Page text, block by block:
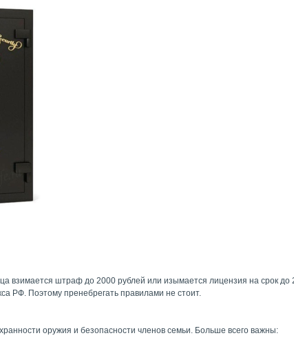
взимается штраф до 2000 рублей или изымается лицензия на срок
РФ. Поэтому пренебрегать правилами не стоит.
оружия и безопасности членов семьи. Больше всего важны: